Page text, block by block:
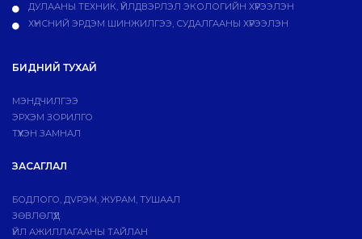
ДУЛААНЫ ТЕХНИК, ҮЙЛДВЭРЛЭЛ ЭКОЛОГИЙН ХҮРЭЭЛЭН
ХҮНСНИЙ ЭРДЭМ ШИНЖИЛГЭЭ, СУДАЛГААНЫ ХҮРЭЭЛЭН
БИДНИЙ ТУХАЙ
МЭНДЧИЛГЭЭ
ЭРХЭМ ЗОРИЛГО
ТҮҮХЭН ЗАМНАЛ
ЗАСАГЛАЛ
БОДЛОГО, ДVРЭМ, ЖУРАМ, ТУШААЛ
ЗӨВЛӨЛҮҮД
ҮЙЛ АЖИЛЛАГААНЫ ТАЙЛАН